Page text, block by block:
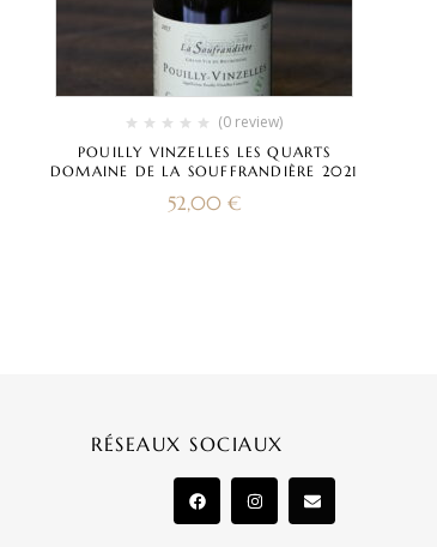
(0 review)
POUILLY VINZELLES LES QUARTS
DOMAINE DE LA SOUFFRANDIÈRE 2021
52,00 €
RÉSEAUX SOCIAUX